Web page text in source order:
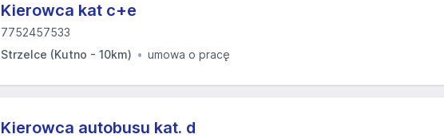
Kierowca kat c+e
7752457533
Strzelce (Kutno - 10km)
umowa o pracę
Kierowca autobusu kat. d